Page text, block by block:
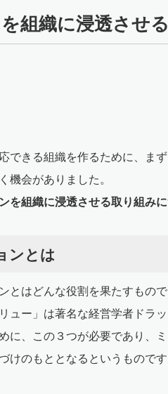
組織に浸透させ
できる組織を作るために、ま
機会がありました。
を組織に浸透させる取り組み
ンとは
とはどんな役割を果たすもので
ュー」は著名な経営学者ドラ
に、この３つが必要であり、
のもととなるというものです